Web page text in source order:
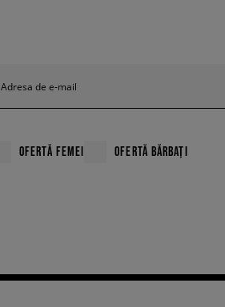
Adresa de e-mail
OFERTĂ FEMEI OFERTĂ BĂRBAȚI